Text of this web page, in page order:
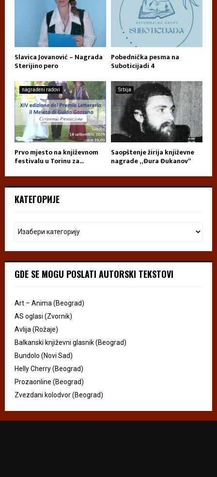
Slavica Jovanović – Nagrada
Sterijino pero
Pobednička pesma na
Suboticijadi 4
nagrađeni radovi
Prvo mjesto na književnom
festivalu u Torinu za...
Srbija
Saopštenje žirija književne
nagrade „Đura Đukanov“
КАТЕГОРИЈЕ
GDE SE MOGU POSLATI AUTORSKI TEKSTOVI
Art – Anima (Beograd)
AS oglasi (Zvornik)
Avlija (Rožaje)
Balkanski književni glasnik (Beograd)
Bundolo (Novi Sad)
Helly Cherry (Beograd)
Prozaonline (Beograd)
Zvezdani kolodvor (Beograd)